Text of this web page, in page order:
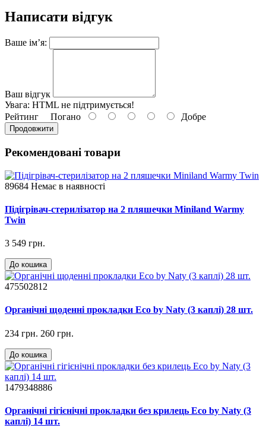
Написати відгук
Ваше ім’я:
Ваш відгук
Увага: HTML не підтримується!
Рейтинг Погано Добре
Продовжити
Рекомендовані товари
89684 Немає в наявності
Підігрівач-стерилізатор на 2 пляшечки Miniland Warmy
Twin
3 549 грн.
До кошика
475502812
Органічні щоденні прокладки Eco by Naty (3 каплі) 28 шт.
234 грн. 260 грн.
До кошика
1479348886
Органічні гігієнічні прокладки без крилець Eco by Naty (3
каплі) 14 шт.